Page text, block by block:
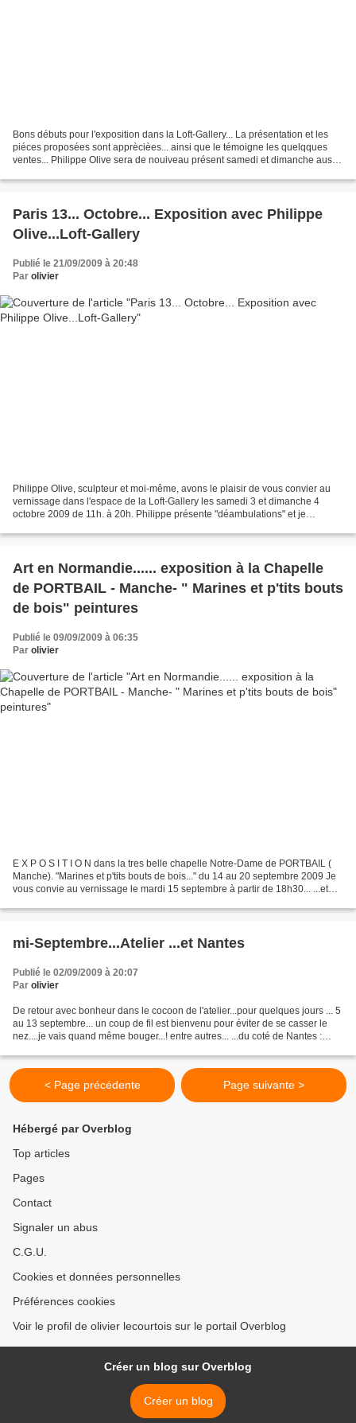
Bons débuts pour l'exposition dans la Loft-Gallery... La présentation et les
piéces proposées sont apprècièes... ainsi que le témoigne les quelqques
ventes... Philippe Olive sera de nouiveau présent samedi et dimanche aussi
Paris 13... Octobre... Exposition avec Philippe
Olive...Loft-Gallery
Publié le 21/09/2009 à 20:48
Par olivier
Philippe Olive, sculpteur et moi-même, avons le plaisir de vous convier au
vernissage dans l'espace de la Loft-Gallery les samedi 3 et dimanche 4
octobre 2009 de 11h. à 20h. Philippe présente "déambulations" et je
Art en Normandie...... exposition à la Chapelle
de PORTBAIL - Manche- " Marines et p'tits bouts
de bois" peintures
Publié le 09/09/2009 à 06:35
Par olivier
E X P O S I T I O N dans la tres belle chapelle Notre-Dame de PORTBAIL (
Manche). "Marines et p'tits bouts de bois..." du 14 au 20 septembre 2009 Je
vous convie au vernissage le mardi 15 septembre à partir de 18h30... ...et
mi-Septembre...Atelier ...et Nantes
Publié le 02/09/2009 à 20:07
Par olivier
De retour avec bonheur dans le cocoon de l'atelier...pour quelques jours ... 5
au 13 septembre... un coup de fil est bienvenu pour éviter de se casser le
nez....je vais quand même bouger...! entre autres... ...du coté de Nantes :
< Page précédente Page suivante >
Hébergé par Overblog
Top articles
Pages
Contact
Signaler un abus
C.G.U.
Cookies et données personnelles
Préférences cookies
Voir le profil de olivier lecourtois sur le portail Overblog
Créer un blog sur Overblog
Créer un blog